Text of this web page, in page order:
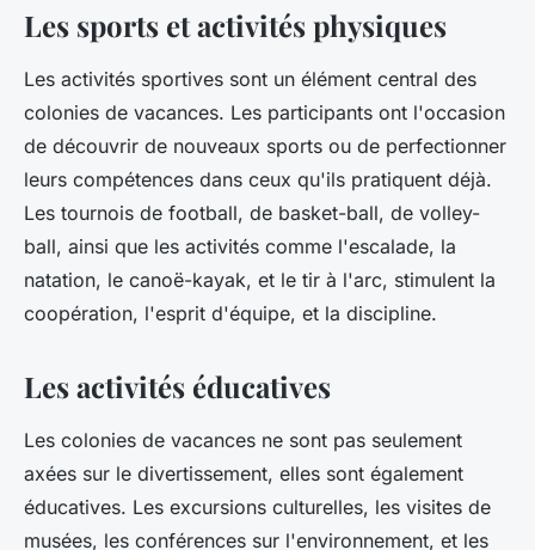
Les sports et activités physiques
Les activités sportives sont un élément central des
colonies de vacances. Les participants ont l'occasion
de découvrir de nouveaux sports ou de perfectionner
leurs compétences dans ceux qu'ils pratiquent déjà.
Les tournois de football, de basket-ball, de volley-
ball, ainsi que les activités comme l'escalade, la
natation, le canoë-kayak, et le tir à l'arc, stimulent la
coopération, l'esprit d'équipe, et la discipline.
Les activités éducatives
Les colonies de vacances ne sont pas seulement
axées sur le divertissement, elles sont également
éducatives. Les excursions culturelles, les visites de
musées, les conférences sur l'environnement, et les